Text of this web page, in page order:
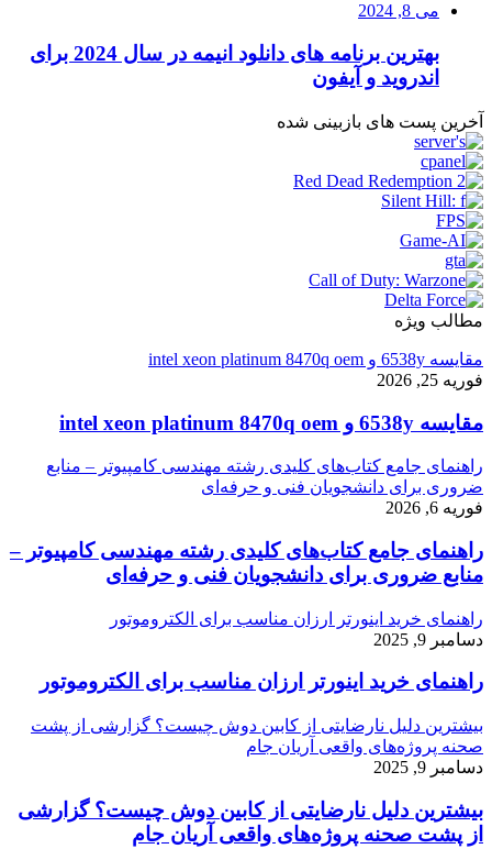
می 8, 2024
بهترین برنامه های دانلود انیمه در سال 2024 برای
اندروید و آیفون
آخرین پست های بازبینی شده
مطالب ویژه
مقایسه 6538y و intel xeon platinum 8470q oem
فوریه 25, 2026
مقایسه 6538y و intel xeon platinum 8470q oem
راهنمای جامع کتاب‌های کلیدی رشته مهندسی کامپیوتر – منابع
ضروری برای دانشجویان فنی و حرفه‌ای
فوریه 6, 2026
راهنمای جامع کتاب‌های کلیدی رشته مهندسی کامپیوتر –
منابع ضروری برای دانشجویان فنی و حرفه‌ای
راهنمای خرید اینورتر ارزان مناسب برای الکتروموتور
دسامبر 9, 2025
راهنمای خرید اینورتر ارزان مناسب برای الکتروموتور
بیشترین دلیل نارضایتی از کابین دوش چیست؟ گزارشی از پشت
صحنه پروژه‌های واقعی آریان جام
دسامبر 9, 2025
بیشترین دلیل نارضایتی از کابین دوش چیست؟ گزارشی
از پشت صحنه پروژه‌های واقعی آریان جام